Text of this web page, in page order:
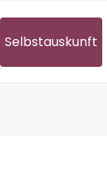
Selbstauskunft